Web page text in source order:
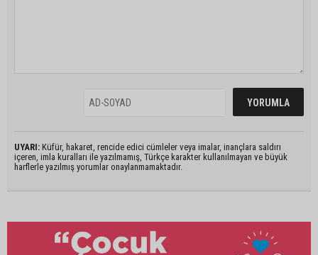
UYARI: Küfür, hakaret, rencide edici cümleler veya imalar, inançlara saldırı
içeren, imla kuralları ile yazılmamış, Türkçe karakter kullanılmayan ve büyük
harflerle yazılmış yorumlar onaylanmamaktadır.